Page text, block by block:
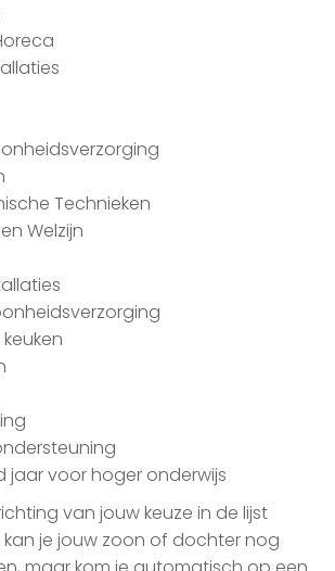
Technieken
Welzijn
jaar voor hoger onderwijs
van jouw keuze in de lijst
je jouw zoon of dochter nog